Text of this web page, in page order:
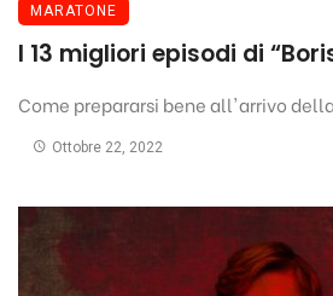
MARATONE
I 13 migliori episodi di
Come prepararsi bene all'arrivo
Ottobre 22, 2022